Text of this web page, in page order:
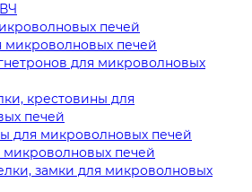
печей
печей
для микроволновых
крестовины для
печей
для микроволновых печей
печей
замки для микроволновых